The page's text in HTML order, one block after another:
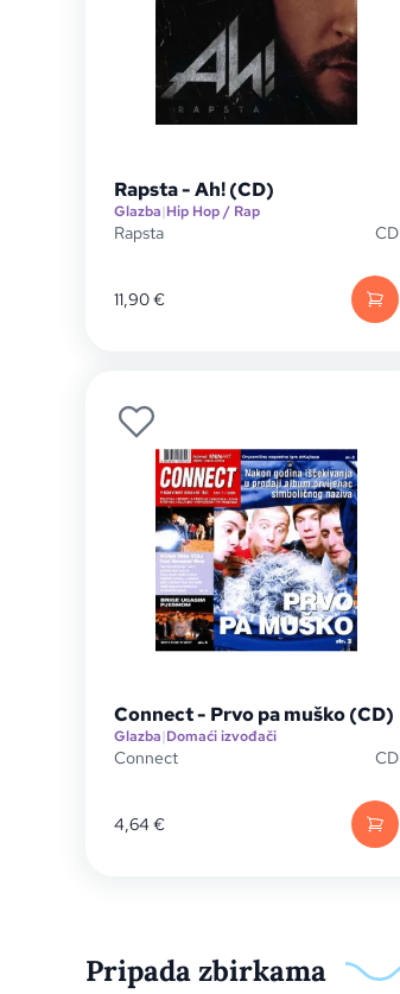
Rapsta - Ah! (CD)
Glazba|Hip Hop / Rap
Rapsta CD
11,90€
Connect - Prvo pa muško (CD)
Glazba|Domaći izvođači
Connect CD
4,64 €
Pripada zbirkama